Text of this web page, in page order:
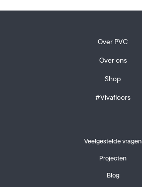
Over PVC
Over ons
Shop
#Vivafloors
Veelgestelde vragen
Projecten
Blog